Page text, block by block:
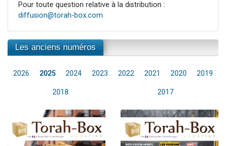
Pour toute question relative à la distribution :
diffusion@torah-box.com
Les anciens numéros
2026 2025 2024 2023 2022 2021 2020 2019
2018 2017